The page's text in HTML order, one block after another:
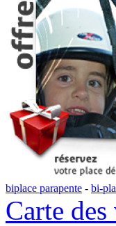
biplace parapente - bi-
Carte des